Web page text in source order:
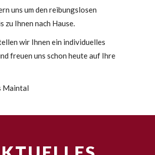
uns um den reibungslosen
zu Ihnen nach Hause.
wir Ihnen ein individuelles
freuen uns schon heute auf Ihre
Maintal